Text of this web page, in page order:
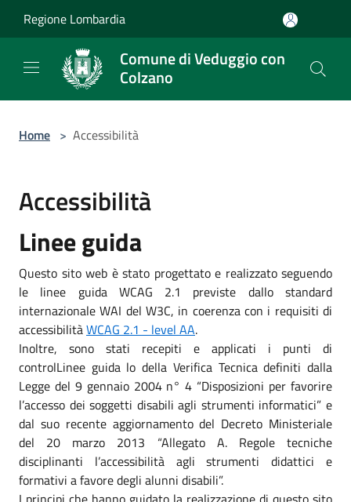
Regione Lombardia
Comune di Veduggio con
Colzano
Home > Accessibilità
Accessibilità
Linee guida
Questo sito web è stato progettato e realizzato seguendo
le linee guida WCAG 2.1 previste dallo standard
internazionale WAI del W3C, in coerenza con i requisiti di
accessibilitàWCAG 2.1 - level AA.
Inoltre, sono stati recepiti e applicati i punti di
controlLinee guida lo della Verifica Tecnica definiti dalla
Legge del 9 gennaio 2004 n° 4 “Disposizioni per favorire
l’accesso dei soggetti disabili agli strumenti informatici” e
dal suo recente aggiornamento del Decreto Ministeriale
del 20 marzo 2013 “Allegato A. Regole tecniche
disciplinanti l’accessibilità agli strumenti didattici e
formativi a favore degli alunni disabili”.